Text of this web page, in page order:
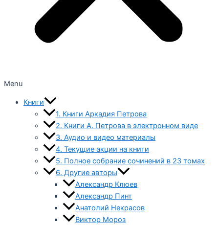
Menu
Книги
1. Книги Аркадия Петрова
2. Книги А. Петрова в электронном виде
3. Аудио и видео материалы
4. Текущие акции на книги
5. Полное собрание сочинений в 23 томах
6. Другие авторы
Александр Клюев
Александр Пинт
Анатолий Некрасов
Виктор Мороз